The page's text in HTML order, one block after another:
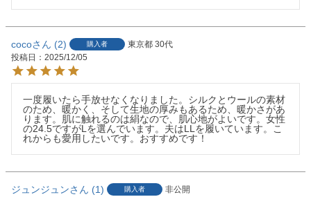
coco 2 購入者 東京都 30代
投稿日
2025/12/05
一度履いたら手放せなくなりました。シルクとウールの素材
のため、暖かく、そして生地の厚みもあるため、暖かさがあ
ります。肌に触れるのは絹なので、肌心地がよいです。女性
の24.5ですがLを選んでいます。夫はLLを履いています。こ
れからも愛用したいです。おすすめです！
ジュンジュン 1 購入者
非公開